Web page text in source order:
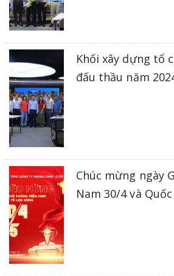
Khối xây dựng tổ
đấu thầu năm
Chúc mừng ngày
Nam 30/4 và